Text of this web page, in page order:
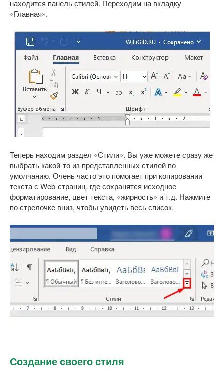
находится панель стилей. Переходим на вкладку
«Главная».
Теперь находим раздел «Стили». Вы уже можете сразу же
выбрать какой-то из представленных стилей по
умолчанию. Очень часто это помогает при копировании
текста с Web-страниц, где сохранятся исходное
форматирование, цвет текста, «жирность» и т.д. Нажмите
по стрелочке вниз, чтобы увидеть весь список.
Создание своего стиля